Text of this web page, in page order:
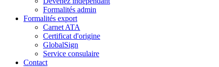
Formalités admin
Formalités export
Carnet ATA
Certificat d'origine
GlobalSign
Service consulaire
Contact